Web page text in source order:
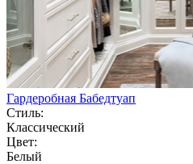
Гардеробная Бабедтуап
Стиль:
Классический
Цвет:
Белый